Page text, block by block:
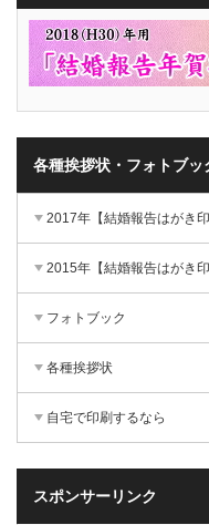
各種挨拶状・フォトブッ
2017年【結婚報告はがき
2015年【結婚報告はがき
フォトブック
各種挨拶状
自宅で印刷するなら
スポンサーリンク